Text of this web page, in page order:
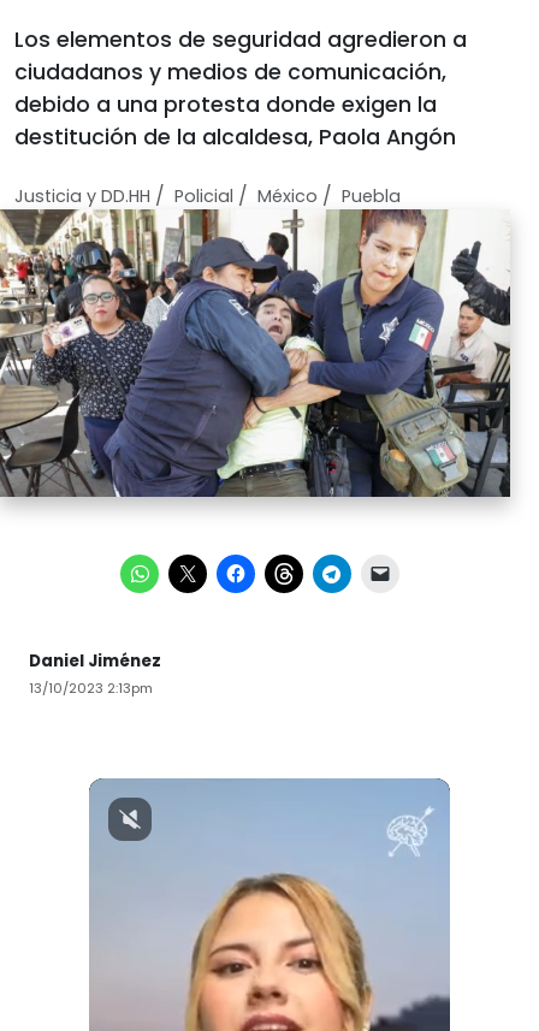
Los elementos de seguridad agredieron a
ciudadanos y medios de comunicación,
debido a una protesta donde exigen la
destitución de la alcaldesa, Paola Angón
Justicia y DD.HH / Policial / México / Puebla
Daniel Jiménez
13/10/2023 2:13pm